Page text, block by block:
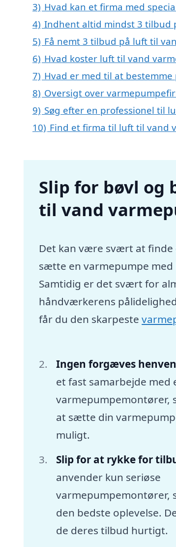
3) Hvad kan et firma med
4) Indhent altid mindst 3 tilbud
5) Få nemt 3 tilbud på luft til
6) Hvad koster luft til vand
7) Hvad er med til at
8) Oversigt over
9) Søg efter en professionel til
10) Find et firma til luft til vand
Slip for bøvl og
til vand
Det kan være svært at
sætte en varmepumpe
Samtidig er det svært for
håndværkerens
får du den skarpeste
Ingen forgæves
et fast samarbejde med
varmepumpemontører,
at sætte din
muligt.
Slip for at rykke for
anvender kun seriøse
varmepumpemontører,
den bedste oplevelse.
de deres tilbud hurtigt.